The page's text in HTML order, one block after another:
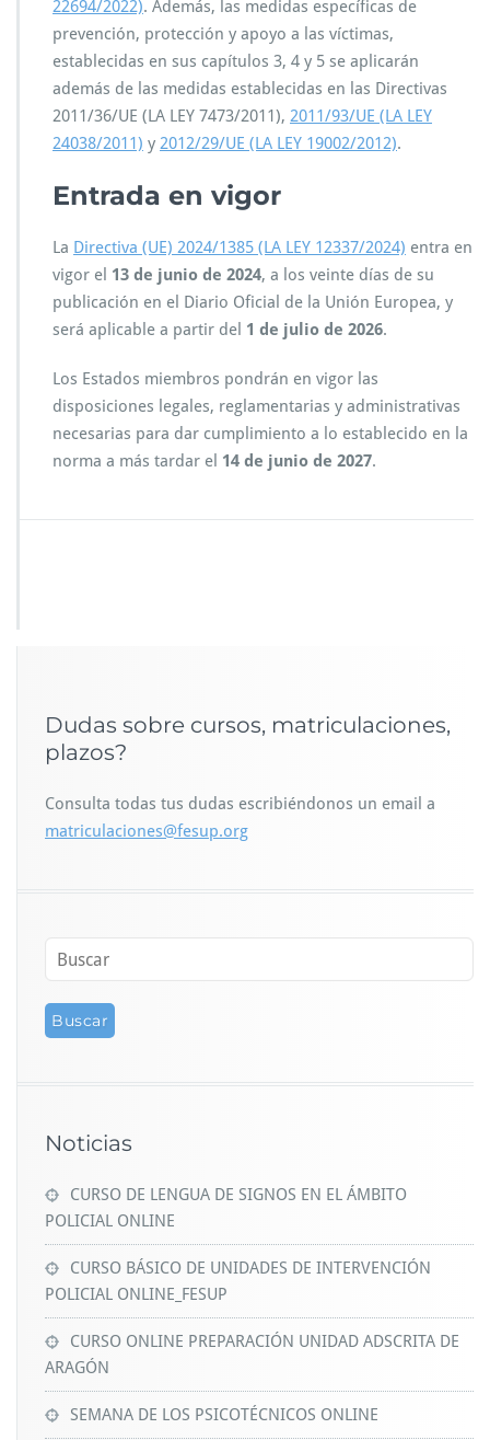
22694/2022). Además, las medidas específicas de
prevención, protección y apoyo a las víctimas,
establecidas en sus capítulos 3, 4 y 5 se aplicarán
además de las medidas establecidas en las Directivas
2011/36/UE (LA LEY 7473/2011), 2011/93/UE (LA LEY
24038/2011) y 2012/29/UE (LA LEY 19002/2012).
Entrada en vigor
La Directiva (UE) 2024/1385 (LA LEY 12337/2024) entra en
vigor el 13 de junio de 2024, a los veinte días de su
publicación en el Diario Oficial de la Unión Europea, y
será aplicable a partir del 1 de julio de 2026.
Los Estados miembros pondrán en vigor las
disposiciones legales, reglamentarias y administrativas
necesarias para dar cumplimiento a lo establecido en la
norma a más tardar el 14 de junio de 2027.
Dudas sobre cursos, matriculaciones,
plazos?
Consulta todas tus dudas escribiéndonos un email a
matriculaciones@fesup.org
Noticias
CURSO DE LENGUA DE SIGNOS EN EL ÁMBITO
POLICIAL ONLINE
CURSO BÁSICO DE UNIDADES DE INTERVENCIÓN
POLICIAL ONLINE_FESUP
CURSO ONLINE PREPARACIÓN UNIDAD ADSCRITA DE
ARAGÓN
SEMANA DE LOS PSICOTÉCNICOS ONLINE